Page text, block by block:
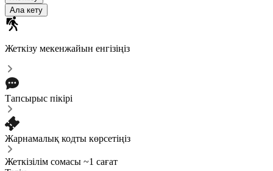
Ала кету
Жеткізу мекенжайын енгізіңіз
Тапсырыс пікірі
Жарнамалық кодты көрсетіңіз
Жеткізілім сомасы ~1 сағат